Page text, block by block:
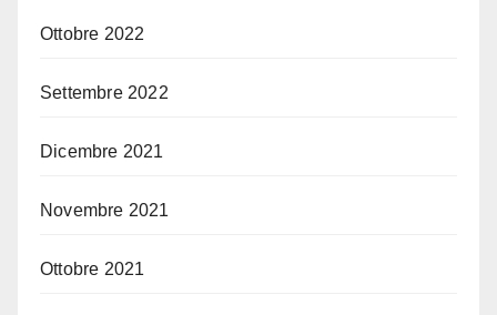
Ottobre 2022
Settembre 2022
Dicembre 2021
Novembre 2021
Ottobre 2021